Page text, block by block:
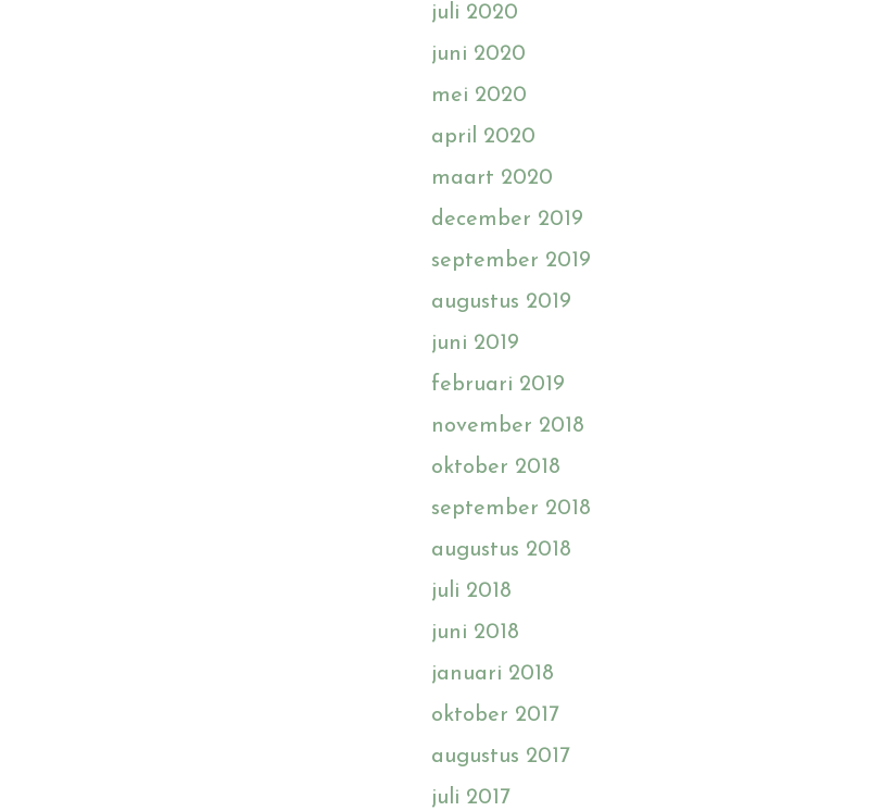
juli 2020
juni 2020
mei 2020
april 2020
maart 2020
december 2019
september 2019
augustus 2019
juni 2019
februari 2019
november 2018
oktober 2018
september 2018
augustus 2018
juli 2018
juni 2018
januari 2018
oktober 2017
augustus 2017
juli 2017